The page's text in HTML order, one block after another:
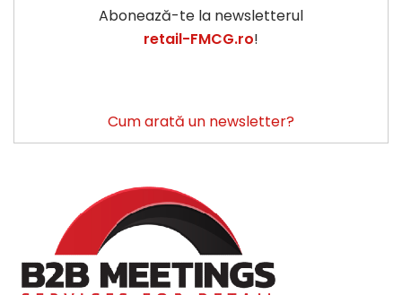
Abonează-te la newsletterul
retail-FMCG.ro!
Cum arată un newsletter?